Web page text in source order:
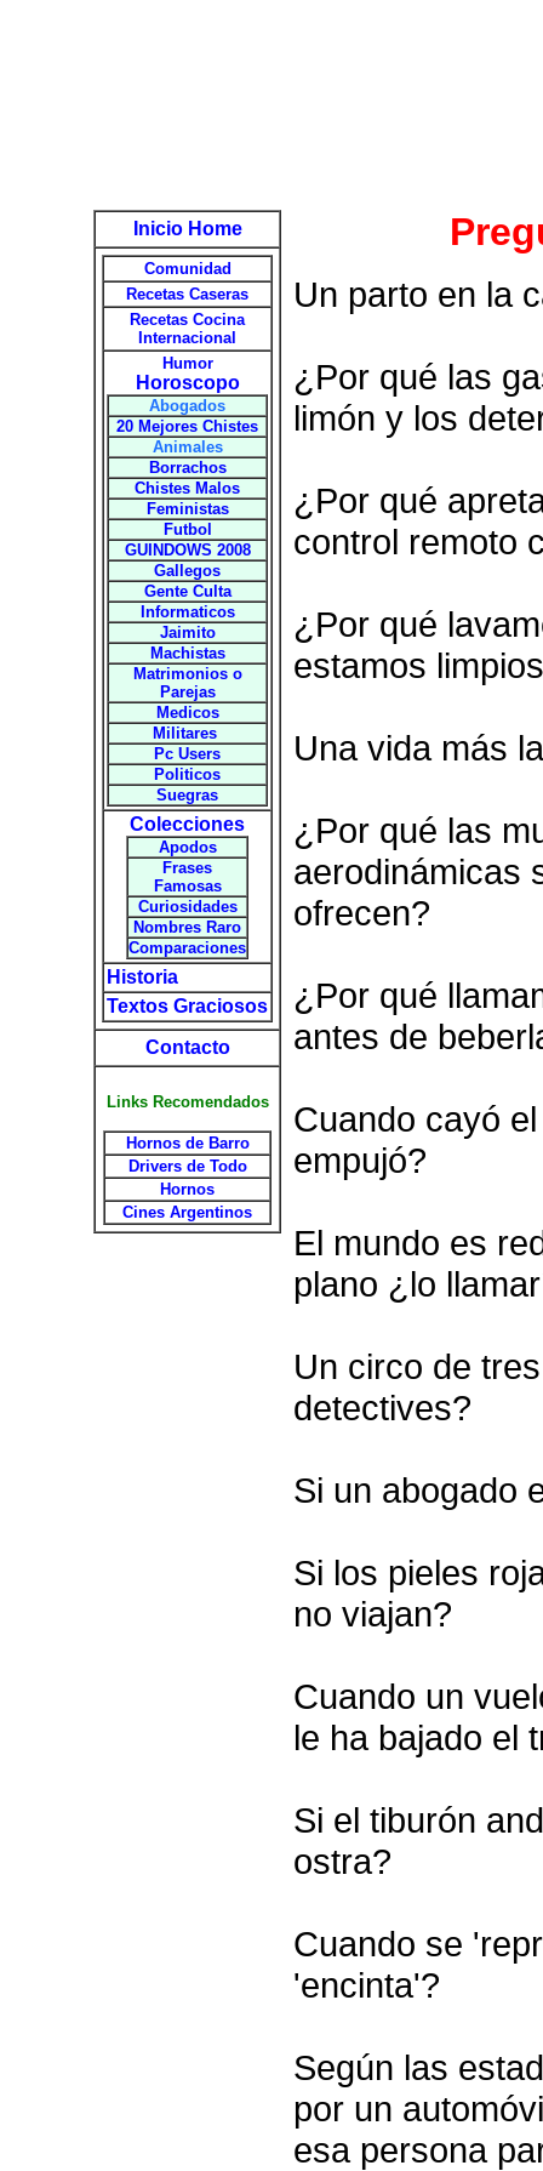
Inicio Home
Comunidad
Recetas Caseras
Recetas Cocina
Internacional
Humor
Horoscopo
Abogados
20 Mejores Chistes
Animales
Borrachos
Chistes Malos
Feministas
Futbol
GUINDOWS 2008
Gallegos
Gente Culta
Informaticos
Jaimito
Machistas
Matrimonios o
Parejas
Medicos
Militares
Pc Users
Politicos
Suegras
Colecciones
Apodos
Frases
Famosas
Curiosidades
Nombres Raro
Comparaciones
Historia
Textos Graciosos
Contacto
Links Recomendados
Hornos de Barro
Drivers de Todo
Hornos
Cines Argentinos
Un parto en la
¿Por qué las
limón y los
¿Por qué
control remoto
¿Por qué
estamos
Una vida más
¿Por qué las
aerodinámicas
ofrecen?
¿Por qué
antes de
Cuando cayó
empujó?
El mundo es
plano ¿lo
Un circo de
detectives?
Si un abogado
Si los pieles
no viajan?
Cuando un
le ha bajado el
Si el tiburón
ostra?
Cuando se
'encinta'?
Según las
por un
esa persona